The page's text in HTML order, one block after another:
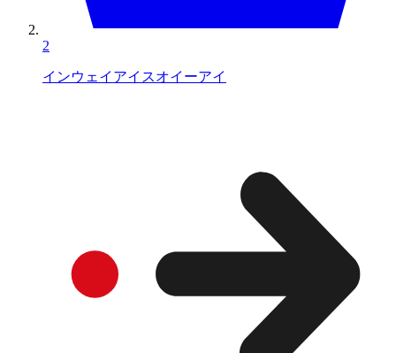
2
インウェイアイスオイーアイ